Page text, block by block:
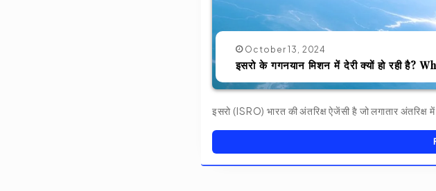
October 13, 2024
इसरो के गगनयान मिशन में देरी क्यों हो रही
इसरो (ISRO) भारत की अंतरिक्ष ऐजेंसी है जो लगातार